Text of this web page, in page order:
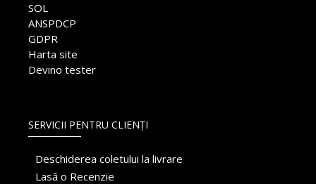
SOL
ANSPDCP
GDPR
Harta site
Devino tester
SERVICII PENTRU CLIENȚI
Deschiderea coletului la livrare
Lasă o Recenzie